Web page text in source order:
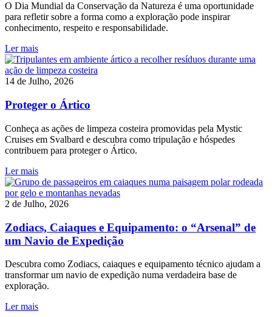
O Dia Mundial da Conservação da Natureza é uma oportunidade
para refletir sobre a forma como a exploração pode inspirar
conhecimento, respeito e responsabilidade.
Ler mais
14 de Julho, 2026
Proteger o Ártico
Conheça as ações de limpeza costeira promovidas pela Mystic
Cruises em Svalbard e descubra como tripulação e hóspedes
contribuem para proteger o Ártico.
Ler mais
2 de Julho, 2026
Zodiacs, Caiaques e Equipamento: o “Arsenal” de
um Navio de Expedição
Descubra como Zodiacs, caiaques e equipamento técnico ajudam a
transformar um navio de expedição numa verdadeira base de
exploração.
Ler mais